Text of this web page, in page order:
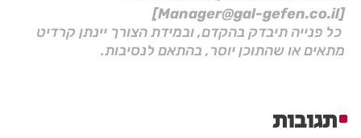
[Manager@gal-gefen.co.il]
כל פנייה תיבדק בהקדם, ובמידת הצורך יינתן קרדיט
מתאים או שהתוכן יוסר, בהתאם לנסיבות.
תגובות